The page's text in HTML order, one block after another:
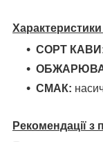
СОРТ
СМАК:
Рекомендації з